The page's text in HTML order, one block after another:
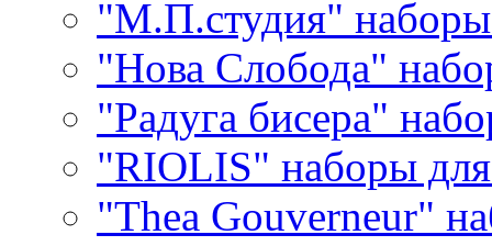
"М.П.студия"
"Нова Слобода"
"Радуга бисера"
"RIOLIS" наборы
"Thea Gouverneur"